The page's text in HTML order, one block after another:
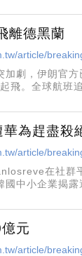
離德黑蘭
article/
劇，伊朗官
。全球航班
為趕盡殺
article/
在社群
中小企業揭
元
article/